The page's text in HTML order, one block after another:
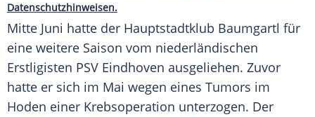
Datenschutzhinweisen.
Mitte Juni hatte der Hauptstadtklub Baumgartl für
eine weitere Saison vom niederländischen
Erstligisten PSV Eindhoven ausgeliehen. Zuvor
hatte er sich im Mai wegen eines Tumors im
Hoden einer Krebsoperation unterzogen. Der